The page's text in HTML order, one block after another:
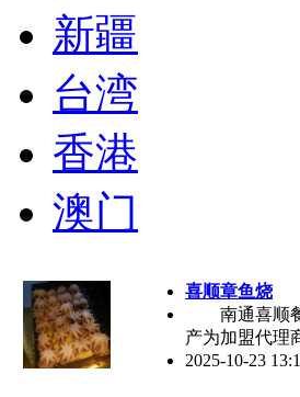
新疆
台湾
香港
澳门
喜顺章鱼烧
南通喜顺餐
产为加盟代理
2025-10-23